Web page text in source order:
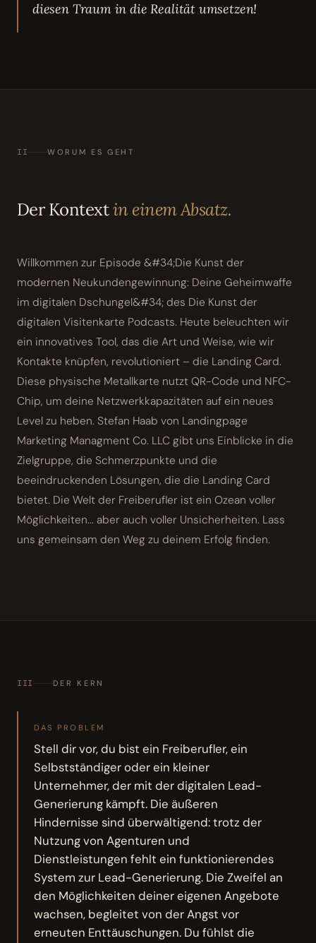
diesen Traum in die Realität umsetzen!
II WORUM ES GEHT
Der Kontextin einem Absatz.
Willkommen zur Episode &#34;Die Kunst der
modernen Neukundengewinnung: Deine Geheimwaffe
im digitalen Dschungel&#34; des Die Kunst der
digitalen Visitenkarte Podcasts. Heute beleuchten wir
ein innovatives Tool, das die Art und Weise, wie wir
Kontakte knüpfen, revolutioniert – die Landing Card.
Diese physische Metallkarte nutzt QR-Code und NFC-
Chip, um deine Netzwerkkapazitäten auf ein neues
Level zu heben. Stefan Haab von Landingpage
Marketing Managment Co. LLC gibt uns Einblicke in die
Zielgruppe, die Schmerzpunkte und die
beeindruckenden Lösungen, die die Landing Card
bietet. Die Welt der Freiberufler ist ein Ozean voller
Möglichkeiten... aber auch voller Unsicherheiten. Lass
uns gemeinsam den Weg zu deinem Erfolg finden.
III DER KERN
DAS PROBLEM
Stell dir vor, du bist ein Freiberufler, ein
Selbstständiger oder ein kleiner
Unternehmer, der mit der digitalen Lead-
Generierung kämpft. Die äußeren
Hindernisse sind überwältigend: trotz der
Nutzung von Agenturen und
Dienstleistungen fehlt ein funktionierendes
System zur Lead-Generierung. Die Zweifel an
den Möglichkeiten deiner eigenen Angebote
wachsen, begleitet von der Angst vor
erneuten Enttäuschungen. Du fühlst die